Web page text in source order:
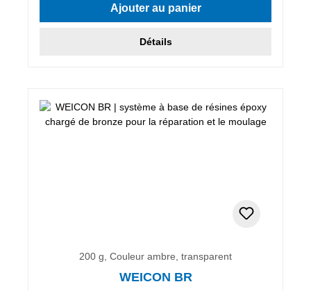
Ajouter au panier
Détails
200 g, Couleur ambre, transparent
WEICON BR